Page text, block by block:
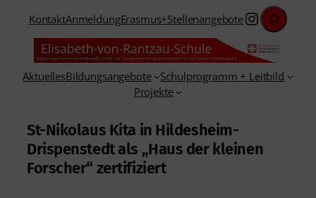
KontaktAnmeldungErasmus+Stellenangebote
Suchen
AktuellesBildungsangebote
Schulprogramm + Leitbild
Projekte
St-Nikolaus Kita in Hildesheim-
Drispenstedt als „Haus der kleinen
Forscher“ zertifiziert